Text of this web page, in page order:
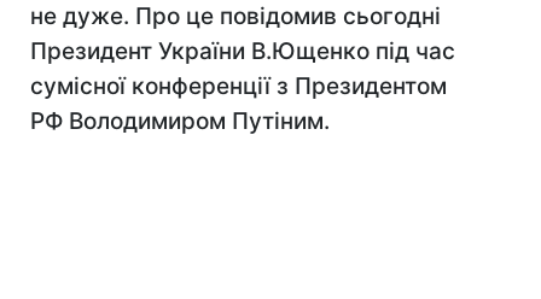
не дуже. Про це повідомив сьогодні
Президент України В.Ющенко під час
сумісної конференції з Президентом
РФ Володимиром Путіним.